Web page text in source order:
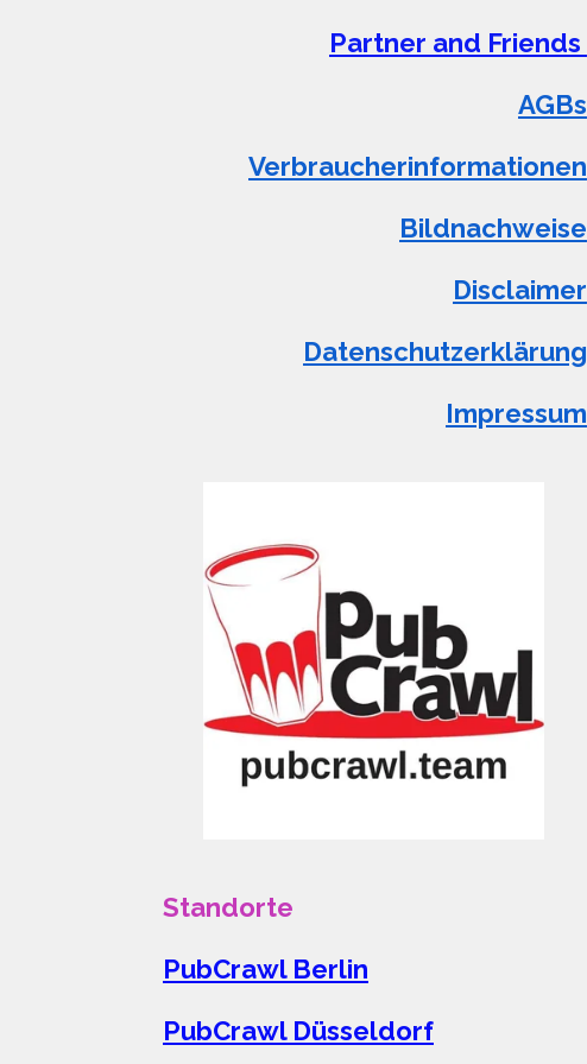
Partner and Friends
AGBs
Verbraucherinformationen
Bildnachweise
Disclaimer
Datenschutzerklärung
Impressum
Standorte
PubCrawl Berlin
PubCrawl Düsseldorf